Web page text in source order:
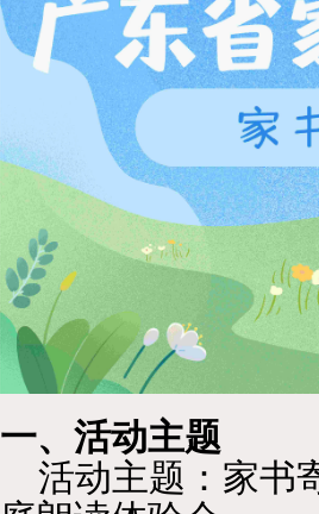
一、 活动主题
活动主题：家